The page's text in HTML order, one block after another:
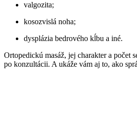
valgozita;
kosozvislá noha;
dysplázia bedrového kĺbu a iné.
Ortopedickú masáž, jej charakter a počet
po konzultácii. A ukáže vám aj to, ako